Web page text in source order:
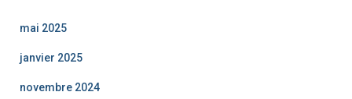
mai 2025
janvier 2025
novembre 2024